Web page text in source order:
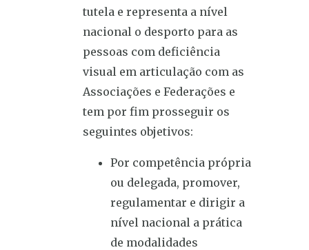
tutela e representa a nível
nacional o desporto para as
pessoas com deficiência
visual em articulação com as
Associações e Federações e
tem por fim prosseguir os
seguintes objetivos:
Por competência própria
ou delegada, promover,
regulamentar e dirigir a
nível nacional a prática
de modalidades